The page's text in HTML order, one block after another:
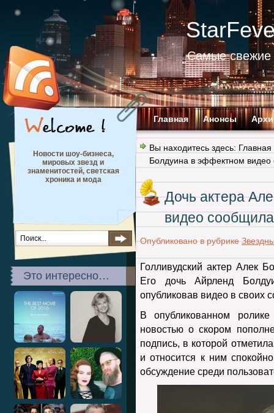
Самые свежие
Главная Анонсы
Новости шоу-бизнеса,
мировых звезд и
знаменитостей, светская
хроника и мода
Это интересно…
Вы находитесь здесь: Главная
Болдуина в эффектном
Дочь актера
видео
Опубликовано в рубрике
Голливудский актер Алек
Его дочь Айрленд
опубликовав видео в своих
В опубликованном
новостью о скором
подпись, в которой
и относится к ним
обсуждение среди